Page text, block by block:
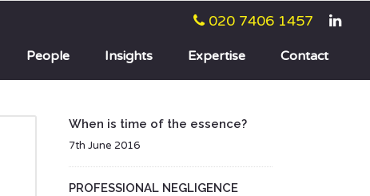
020 7406 1457
People Insights Expertise Contact
When is time of the essence?
7th June 2016
PROFESSIONAL NEGLIGENCE